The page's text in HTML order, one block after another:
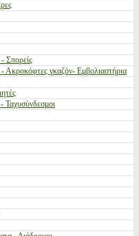
Σπορείς
Ακροκόφτες γκαζόν- Εμβολιαστήρια
Ταχυσύνδεσμοι